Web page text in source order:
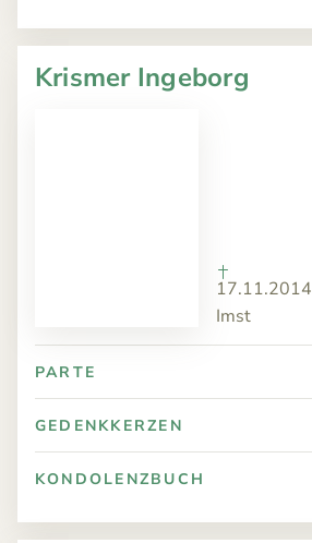
Krismer Ingeborg
17.11.2014
Imst
PARTE
GEDENKKERZEN
KONDOLENZBUCH